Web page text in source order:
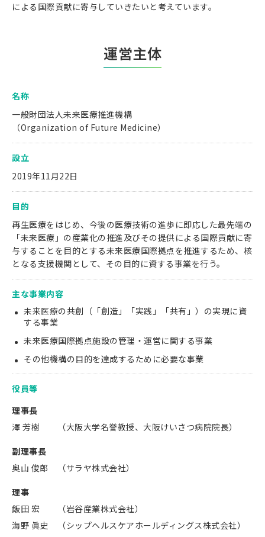
による国際貢献に寄与していきたいと考えています。
運営主体
名称
一般財団法人未来医療推進機構
（Organization of Future Medicine）
設立
2019年11月22日
目的
再生医療をはじめ、今後の医療技術の進歩に即応した最先端の
「未来医療」の産業化の推進及びその提供による国際貢献に寄
与することを目的とする未来医療国際拠点を推進するため、核
となる支援機関として、その目的に資する事業を行う。
主な事業内容
未来医療の共創（「創造」「実践」「共有」）の実現に資
する事業
未来医療国際拠点施設の管理・運営に関する事業
その他機構の目的を達成するために必要な事業
役員等
理事長
澤 芳樹
（大阪大学名誉教授、大阪けいさつ病院院長）
副理事長
奥山 俊郎
（サラヤ株式会社）
理事
飯田 宏
（岩谷産業株式会社）
海野 眞史
（シップヘルスケアホールディングス株式会社）